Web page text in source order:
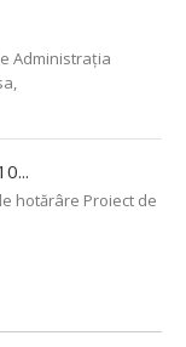
Administrația
hotărâre Proiect de